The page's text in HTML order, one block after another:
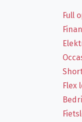
Full
Flex